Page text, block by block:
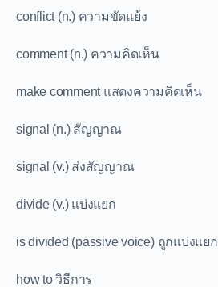
conflict (n.) ความขัดแย้ง
comment (n.) ความคิดเห็น
make comment แสดงความคิดเห็น
signal (n.) สัญญาณ
signal (v.) ส่งสัญญาณ
divide (v.) แบ่งแยก
is divided (passive voice) ถูกแบ่งแยก
how to วิธีการ